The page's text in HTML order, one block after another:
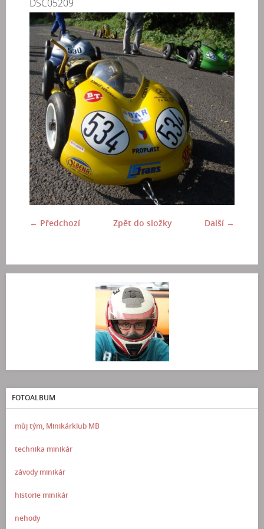
DSC05209
← Předchozí Další →
Zpět do složky
FOTOALBUM
můj tým, Minikárklub MB
technika minikár
závody minikár
historie minikár
nehody